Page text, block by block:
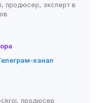
продюсер, эксперт в
канал
продюсер